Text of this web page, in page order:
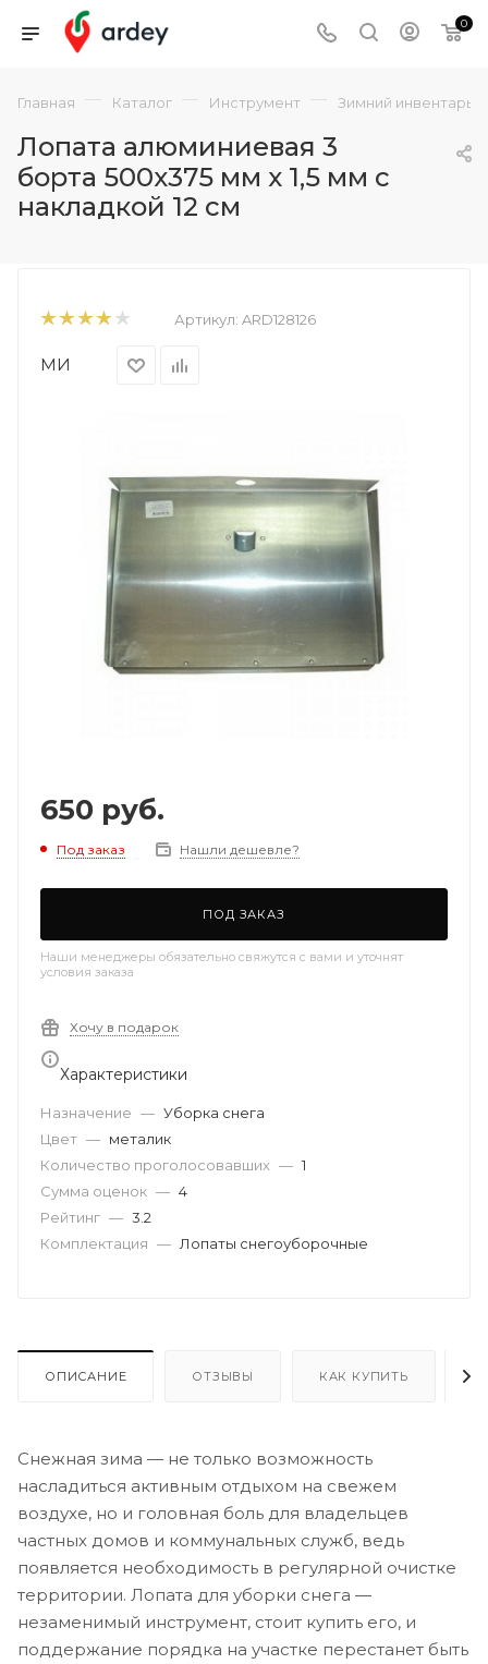
0
Главная — Каталог — Инструмент — Зимний инвентарь
Лопата алюминиевая 3
борта 500х375 мм х 1,5 мм с
накладкой 12 см
Артикул: ARD128126
МИ
650 руб.
Под заказ Нашли дешевле?
ПОД ЗАКАЗ
Наши менеджеры обязательно свяжутся с вами и уточнят
условия заказа
Хочу в подарок
Характеристики
Назначение — Уборка снега
Цвет — металик
Количество проголосовавших — 1
Сумма оценок — 4
Рейтинг — 3.2
Комплектация — Лопаты снегоуборочные
ОПИСАНИЕ ОТЗЫВЫ КАК КУПИТЬ
Снежная зима — не только возможность
насладиться активным отдыхом на свежем
воздухе, но и головная боль для владельцев
частных домов и коммунальных служб, ведь
появляется необходимость в регулярной очистке
территории. Лопата для уборки снега —
незаменимый инструмент, стоит купить его, и
поддержание порядка на участке перестанет быть